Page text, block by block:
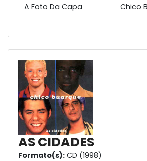
A Foto Da Capa Chico
AS CIDADES
Formato(s): CD (1998)